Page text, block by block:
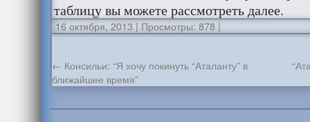
таблицу вы можете рассмотреть далее.
16 октября, 2013 | Просмотры: 878|
← Консильи: “Я хочу покинуть “Аталанту” в
ближайшее время”